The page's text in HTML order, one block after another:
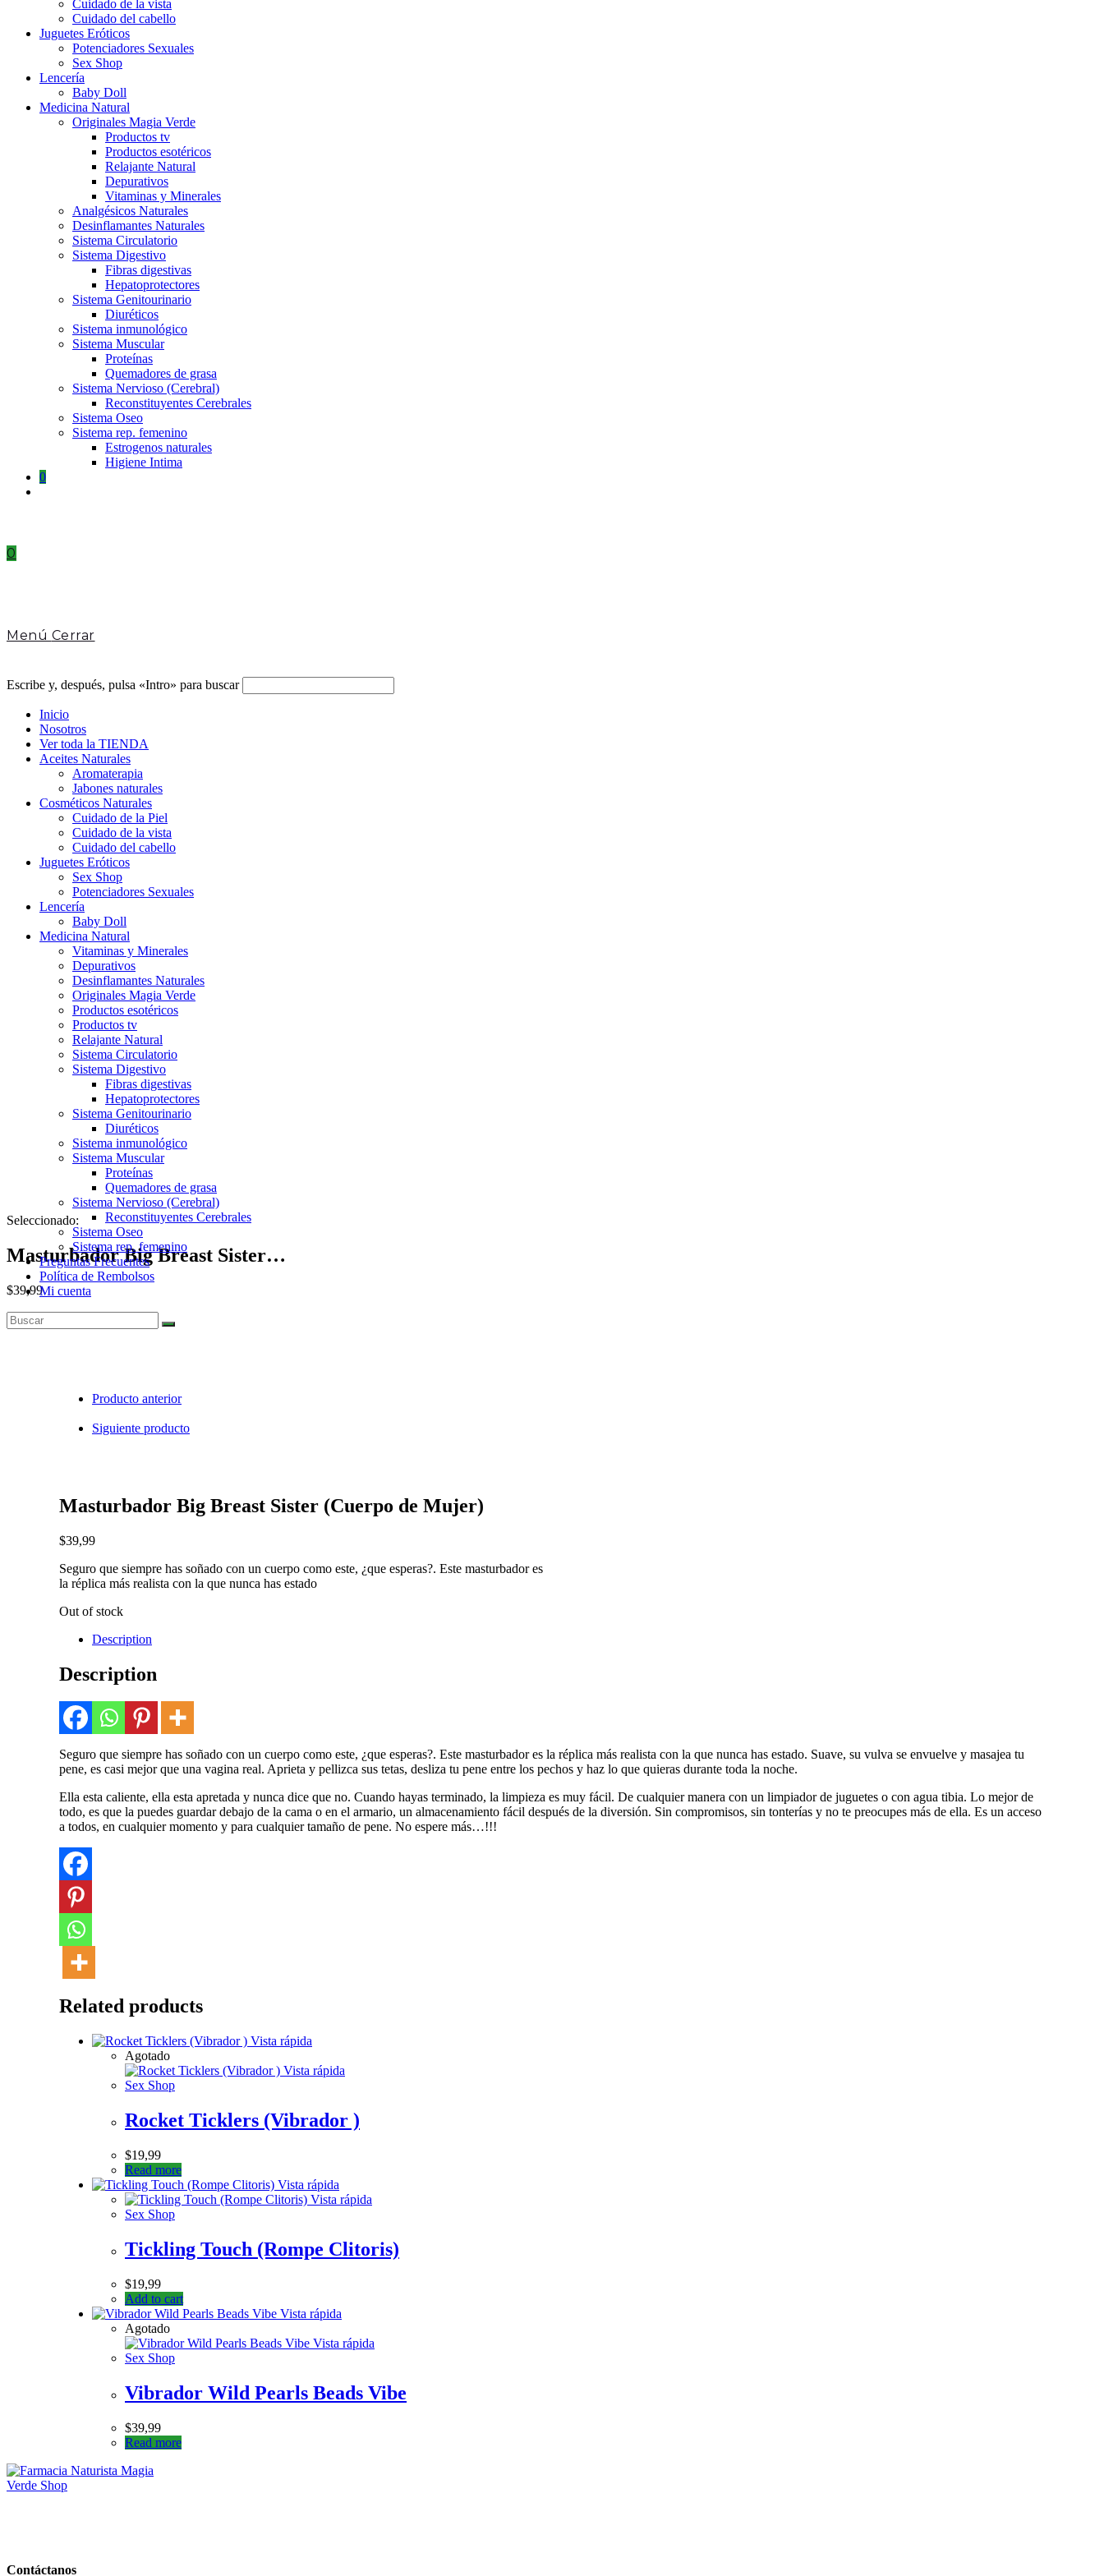
Cuidado de la vista
Cuidado del cabello
Juguetes Eróticos
Potenciadores Sexuales
Sex Shop
Lencería
Baby Doll
Medicina Natural
Originales Magia Verde
Productos tv
Productos esotéricos
Relajante Natural
Depurativos
Vitaminas y Minerales
Analgésicos Naturales
Desinflamantes Naturales
Sistema Circulatorio
Sistema Digestivo
Fibras digestivas
Hepatoprotectores
Sistema Genitourinario
Diuréticos
Sistema inmunológico
Sistema Muscular
Proteínas
Quemadores de grasa
Sistema Nervioso (Cerebral)
Reconstituyentes Cerebrales
Sistema Oseo
Sistema rep. femenino
Estrogenos naturales
Higiene Intima
0
0
Menú Cerrar
Escribe y, después, pulsa «Intro» para buscar
Inicio
Nosotros
Ver toda la TIENDA
Aceites Naturales
Aromaterapia
Jabones naturales
Cosméticos Naturales
Cuidado de la Piel
Cuidado de la vista
Cuidado del cabello
Juguetes Eróticos
Sex Shop
Potenciadores Sexuales
Lencería
Baby Doll
Medicina Natural
Vitaminas y Minerales
Depurativos
Desinflamantes Naturales
Originales Magia Verde
Productos esotéricos
Productos tv
Relajante Natural
Sistema Circulatorio
Sistema Digestivo
Fibras digestivas
Hepatoprotectores
Sistema Genitourinario
Diuréticos
Sistema inmunológico
Sistema Muscular
Proteínas
Quemadores de grasa
Sistema Nervioso (Cerebral)
Reconstituyentes Cerebrales
Sistema Oseo
Sistema rep. femenino
Preguntas Frecuentes
Política de Rembolsos
Mi cuenta
Seleccionado:
Masturbador Big Breast Sister…
$39,99
Agotado
Producto anterior
Siguiente producto
Masturbador Big Breast Sister (Cuerpo de Mujer)
$39,99
Seguro que siempre has soñado con un cuerpo como este, ¿que esperas?. Este masturbador es
la réplica más realista con la que nunca has estado
Out of stock
Description
Description
Seguro que siempre has soñado con un cuerpo como este, ¿que esperas?. Este masturbador es la réplica más realista con la que nunca has estado. Suave, su vulva se envuelve y masajea tu
pene, es casi mejor que una vagina real. Aprieta y pellizca sus tetas, desliza tu pene entre los pechos y haz lo que quieras durante toda la noche.
Ella esta caliente, ella esta apretada y nunca dice que no. Cuando hayas terminado, la limpieza es muy fácil. De cualquier manera con un limpiador de juguetes o con agua tibia. Lo mejor de
todo, es que la puedes guardar debajo de la cama o en el armario, un almacenamiento fácil después de la diversión. Sin compromisos, sin tonterías y no te preocupes más de ella. Es un acceso
a todos, en cualquier momento y para cualquier tamaño de pene. No espere más…!!!
Related products
Vista rápida
Agotado
Vista rápida
Sex Shop
Rocket Ticklers (Vibrador )
$19,99
Read more
Vista rápida
Vista rápida
Sex Shop
Tickling Touch (Rompe Clitoris)
$19,99
Add to cart
Vista rápida
Agotado
Vista rápida
Sex Shop
Vibrador Wild Pearls Beads Vibe
$39,99
Read more
Contáctanos